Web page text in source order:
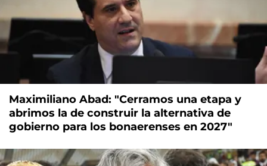
Maximiliano Abad: "Cerramos una etapa y
abrimos la de construir la alternativa de
gobierno para los bonaerenses en 2027"